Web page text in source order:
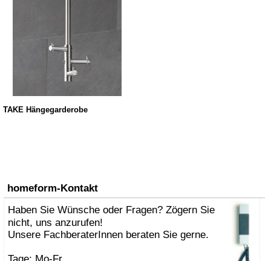
TAKE Hängegarderobe
homeform-Kontakt
Haben Sie Wünsche oder Fragen? Zögern Sie
nicht, uns anzurufen!
Unsere FachberaterInnen beraten Sie gerne.
Tage: Mo-Fr